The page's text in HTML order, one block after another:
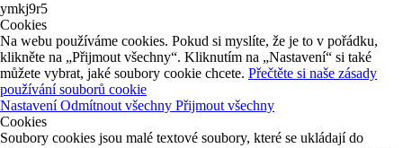
ymkj9r5
Cookies
Na webu používáme cookies. Pokud si myslíte, že je to v pořádku,
klikněte na „Přijmout všechny“. Kliknutím na „Nastavení“ si také
můžete vybrat, jaké soubory cookie chcete. Přečtěte si naše zásady
používání souborů cookie
NastaveníOdmítnout všechny Přijmout všechny
Cookies
Soubory cookies jsou malé textové soubory, které se ukládají do